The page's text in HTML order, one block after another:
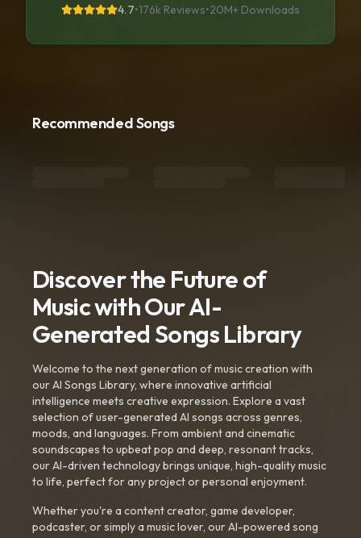
4.7•176k Reviews•20M+ Downloads
Recommended Songs
Discover the Future of
Music with Our AI-
Generated Songs Library
Welcome to the next generation of music creation with
our AI Songs Library, where innovative artificial
intelligence meets creative expression. Explore a vast
selection of user-generated AI songs across genres,
moods, and languages. From ambient and cinematic
soundscapes to upbeat pop and deep, resonant tracks,
our AI-driven technology brings unique, high-quality music
to life, perfect for any project or personal enjoyment.
Whether you're a content creator, game developer,
podcaster, or simply a music lover, our AI-powered song